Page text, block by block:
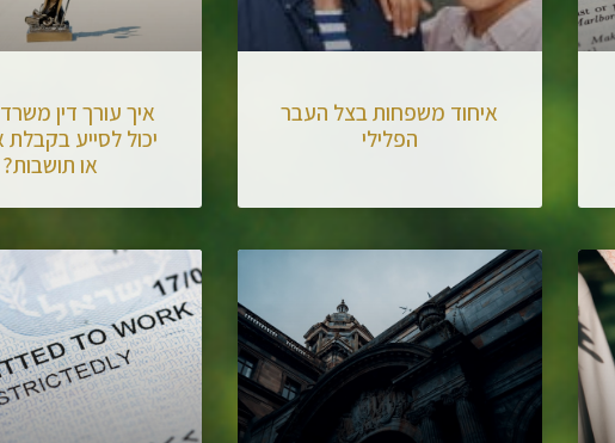
איחוד משפחות בצל העבר
הפלילי
איך עורך דין
יכול לסייע בקבלת
או תושבות?